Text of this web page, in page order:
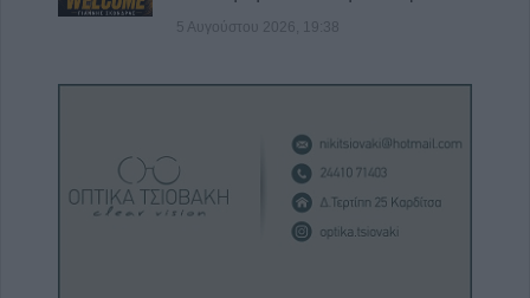
5 Αυγούστου 2026, 19:38